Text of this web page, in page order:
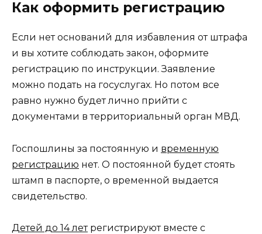
Как оформить регистрацию
Если нет оснований для избавления от штрафа
и вы хотите соблюдать закон, оформите
регистрацию по инструкции. Заявление
можно подать на госуслугах. Но потом все
равно нужно будет лично прийти с
документами в территориальный орган МВД.
Госпошлины за постоянную и временную
регистрацию нет. О постоянной будет стоять
штамп в паспорте, о временной выдается
свидетельство.
Детей до 14 летрегистрируют вместе с